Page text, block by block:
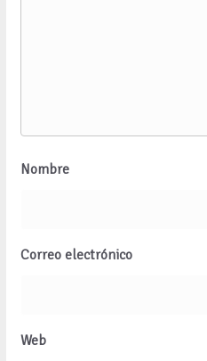
Nombre
Correo electrónico
Web